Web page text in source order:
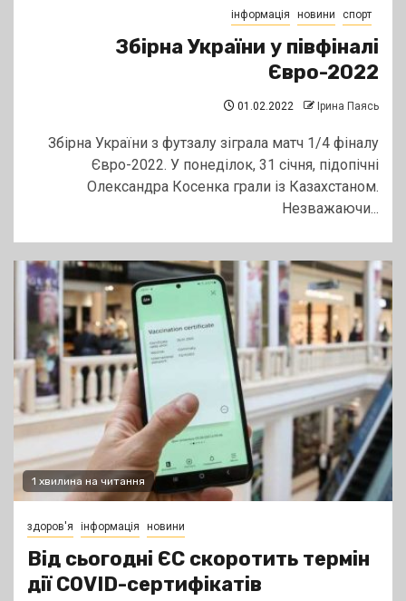
інформація новини спорт
Збірна України у півфіналі
Євро-2022
01.02.2022 Ірина Паясь
Збірна України з футзалу зіграла матч 1/4 фіналу
Євро-2022. У понеділок, 31 січня, підопічні
Олександра Косенка грали із Казахстаном.
Незважаючи...
1 хвилина на читання
здоров'я інформація новини
Від сьогодні ЄС скоротить термін
дії COVID-сертифікатів